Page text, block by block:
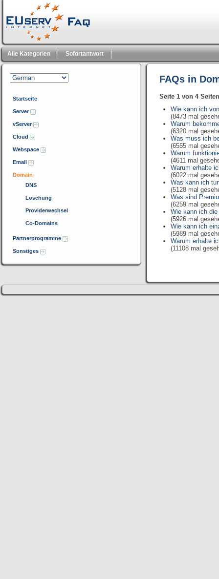
Alle Kategorien Sofortantwort
Startseite
Server
vServer
Cloud
Webspace
Email
Domain
DNS
Löschung
Providerwechsel
Co-Domains
Partnerprogramme
Sonstiges
FAQs in
Seite 1 von 4 Seiten
Wie kann ich
(8473 mal
Warum
(6320 mal
Was muss ich
(6555 mal
Warum
(4611 mal
Warum erhalte
(6022 mal
Was kann ich
(5128 mal
Was sind
(6259 mal
Wie kann ich
(5926 mal
Wie kann ich
(5989 mal
Warum erhalte
(11108 mal